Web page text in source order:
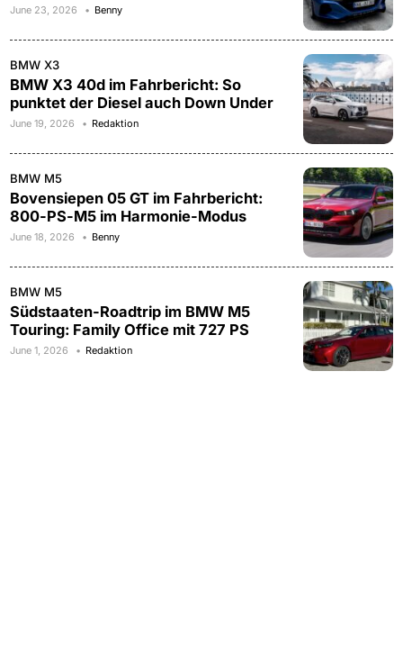
June 23, 2026 Benny
BMW X3
BMW X3 40d im Fahrbericht: So
punktet der Diesel auch Down Under
June 19, 2026 Redaktion
BMW M5
Bovensiepen 05 GT im Fahrbericht:
800-PS-M5 im Harmonie-Modus
June 18, 2026 Benny
BMW M5
Südstaaten-Roadtrip im BMW M5
Touring: Family Office mit 727 PS
June 1, 2026 Redaktion